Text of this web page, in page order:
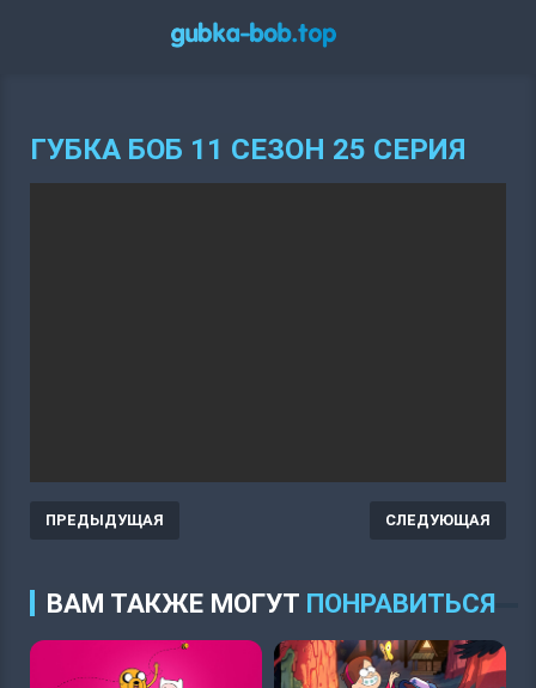
ГУБКА БОБ 11 СЕЗОН 25 СЕРИЯ
ПРЕДЫДУЩАЯ СЛЕДУЮЩАЯ
ВАМ ТАКЖЕ МОГУТ ПОНРАВИТЬСЯ